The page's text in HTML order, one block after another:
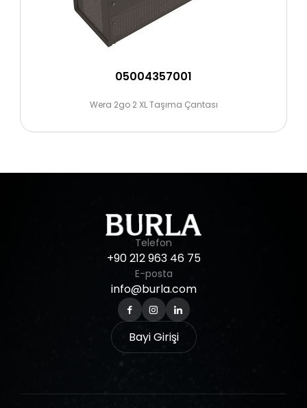
05004357001
Wera 2go 2 XL Taşıma Çantası
Telefon
+90212963 46 75
E-posta
info@burla.com
Bayi Girişi